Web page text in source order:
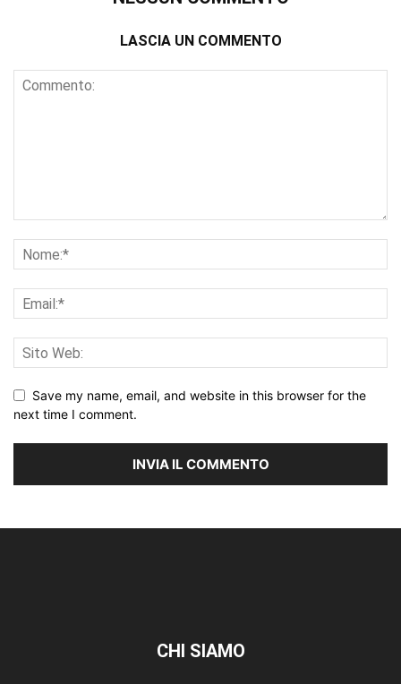
LASCIA UN COMMENTO
Save my name, email, and website in this browser for the
next time I comment.
CHI SIAMO